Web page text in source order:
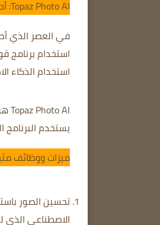
Topaz Photo AI: أداة تحسين الصور الشهيرة التي تعمل بالذكاء الاصطناعي
في العصر الذي
استخدام الذكاء
يستخدم البرنامج
ميزات ووظائف
تحسين الصور
الاصطناعي الذي